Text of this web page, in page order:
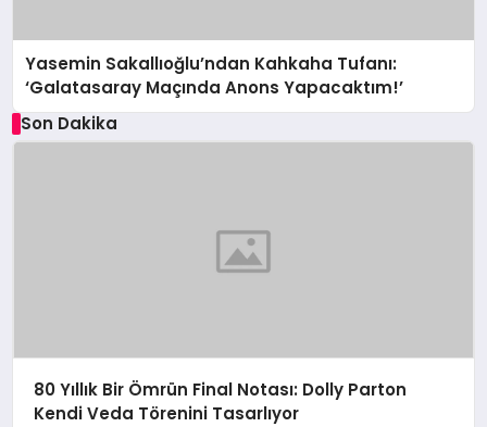
Yasemin Sakallıoğlu’ndan Kahkaha Tufanı:
‘Galatasaray Maçında Anons Yapacaktım!’
Son Dakika
80 Yıllık Bir Ömrün Final Notası: Dolly Parton
Kendi Veda Törenini Tasarlıyor